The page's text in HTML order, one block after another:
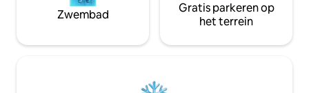
Zwembad
Gratis parkeren op
het terrein